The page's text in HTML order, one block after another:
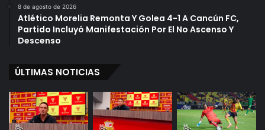
8 de agosto de 2026
Atlético Morelia Remonta Y Golea 4-1 A Cancún FC,
Partido Incluyó Manifestación Por El No Ascenso Y
Descenso
ÚLTIMAS NOTICIAS